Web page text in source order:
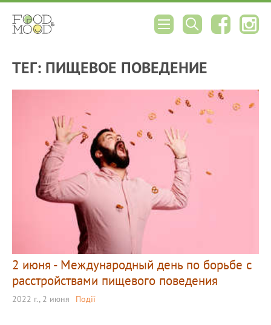
ТЕГ: ПИЩЕВОЕ ПОВЕДЕНИЕ
2 июня - Международный день по борьбе с
расстройствами пищевого поведения
2022 г., 2 июня Події